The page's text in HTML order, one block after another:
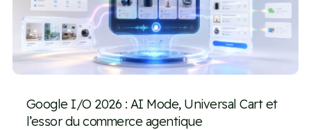
Google I/O 2026 : AI Mode, Universal Cart et
l’essor du commerce agentique